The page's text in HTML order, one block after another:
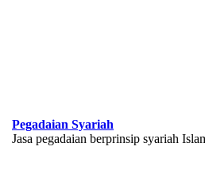
Pegadaian Syariah
Jasa pegadaian berprinsip syariah